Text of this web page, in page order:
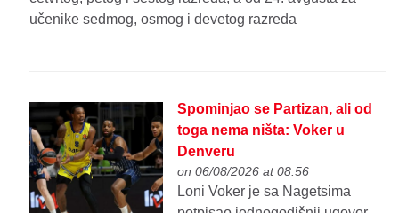
učenike sedmog, osmog i devetog razreda
Spominjao se Partizan, ali od
toga nema ništa: Voker u
Denveru
on 06/08/2026 at 08:56
Loni Voker je sa Nagetsima